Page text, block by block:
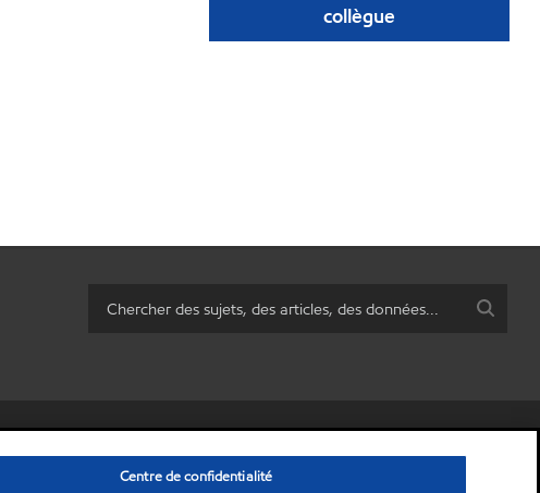
collègue
personnelles) • Énoncé de confidentialité •
Avis de non-responsabilité
© Copyright 2003-2026ExxonMobil Corporation.
Centre de confidentialité